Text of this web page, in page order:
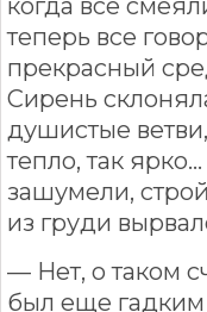
когда все
теперь все
прекрасный
Сирень
душистые
тепло, так
зашумели,
из груди
— Нет, о таком
был еще гадким